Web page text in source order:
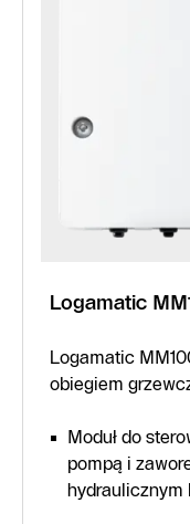
Logamatic
Logamatic
obiegiem
Moduł do
pompą i
hydraulicznym